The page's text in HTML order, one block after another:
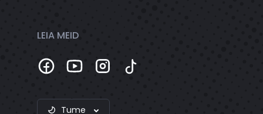
LEIA MEID
Tume